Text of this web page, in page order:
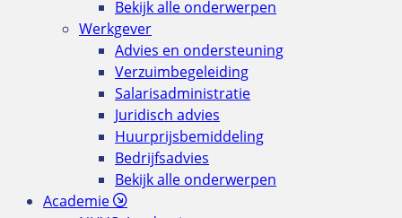
Bekijk alle onderwerpen
Werkgever
Advies en ondersteuning
Verzuimbegeleiding
Salarisadministratie
Juridisch advies
Huurprijsbemiddeling
Bedrijfsadvies
Bekijk alle onderwerpen
Academie